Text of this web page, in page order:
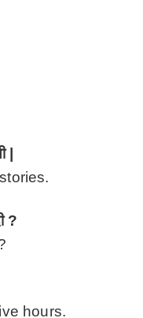
|
?
hours.